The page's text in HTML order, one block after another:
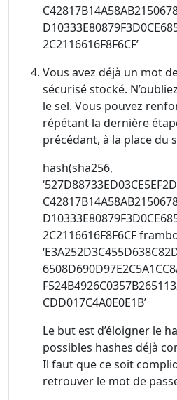
2C2116616F8F6CF’
Vous avez déjà un mot
sécurisé stocké.
le sel. Vous pouvez
répétant la dernière
précédant, à la place du
hash(sha256,
2C2116616F8F6CF
CDD017C4A0E0E1B’
Le but est d’éloigner le
possibles hashes déjà
Il faut que ce soit
retrouver le mot de